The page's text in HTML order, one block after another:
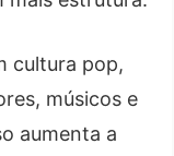
cultura pop,
músicos e
aumenta a